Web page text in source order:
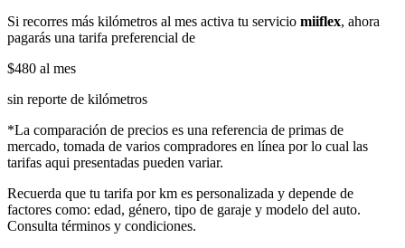
Si recorres más kilómetros al mes activa tu servicio miiflex, ahora
pagarás una tarifa preferencial de
$480 al mes
sin reporte de kilómetros
*La comparación de precios es una referencia de primas de
mercado, tomada de varios compradores en línea por lo cual las
tarifas aqui presentadas pueden variar.
Recuerda que tu tarifa por km es personalizada y depende de
factores como: edad, género, tipo de garaje y modelo del auto.
Consulta términos y condiciones.